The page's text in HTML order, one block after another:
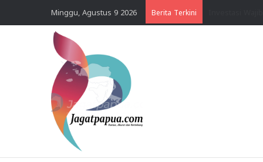
Minggu, Agustus 9 2026 Berita Terkini